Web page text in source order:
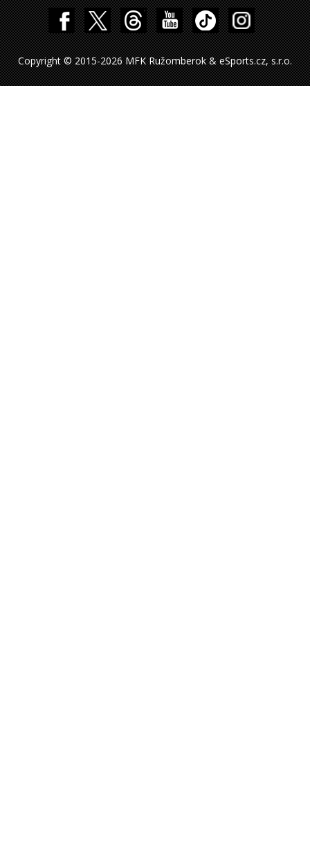
Copyright © 2015-2026 MFK Ružomberok & eSports.cz, s.r.o.